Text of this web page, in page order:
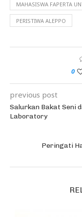
MAHASISWA FAPERTA
PERISTIWA ALEPPO
0
previous post
Salurkan Bakat Seni
Laboratory
Peringati